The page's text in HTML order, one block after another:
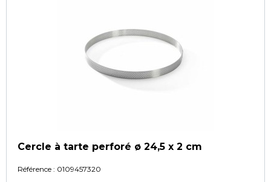
Cercle à tarte perforé ø 24,5 x 2 cm
Référence : 0109457320